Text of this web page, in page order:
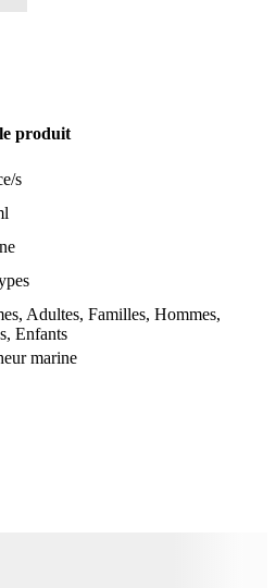
produit
s
Adultes, Familles, Hommes,
Enfants
marine